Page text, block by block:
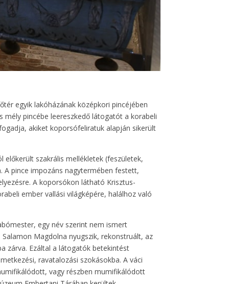
egyik lakóházának középkori pincéjében
mély pincébe leereszkedő látogatót a korabeli
akiket koporsófeliratuk alapján sikerült
szakrális mellékletek (feszületek,
A pince impozáns nagytermében festett,
A koporsókon látható Krisztus-
ember vallási világképére, halálhoz való
egy név szerint nem ismert
Magdolna nyugszik, rekonstruált, az
zárva. Ezáltal a látogatók betekintést
ravatalozási szokásokba. A váci
vagy részben mumifikálódott